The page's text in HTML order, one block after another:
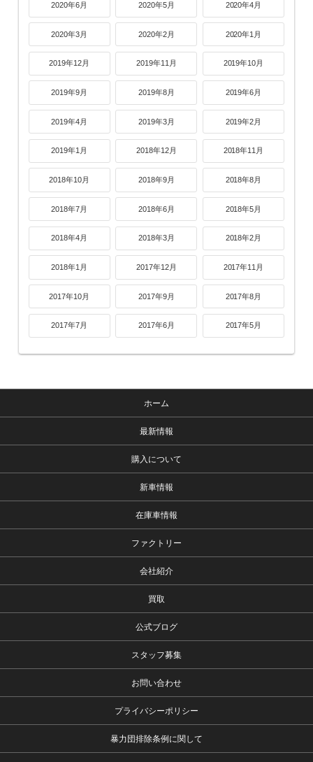
2020年6月 2020年5月 2020年4月
2020年3月 2020年2月 2020年1月
2019年12月 2019年11月 2019年10月
2019年9月 2019年8月 2019年6月
2019年4月 2019年3月 2019年2月
2019年1月 2018年12月 2018年11月
2018年10月 2018年9月 2018年8月
2018年7月 2018年6月 2018年5月
2018年4月 2018年3月 2018年2月
2018年1月 2017年12月 2017年11月
2017年10月 2017年9月 2017年8月
2017年7月 2017年6月 2017年5月
ホーム
最新情報
購入について
新車情報
在庫車情報
ファクトリー
会社紹介
買取
公式ブログ
スタッフ募集
お問い合わせ
プライバシーポリシー
暴力団排除条例に関して